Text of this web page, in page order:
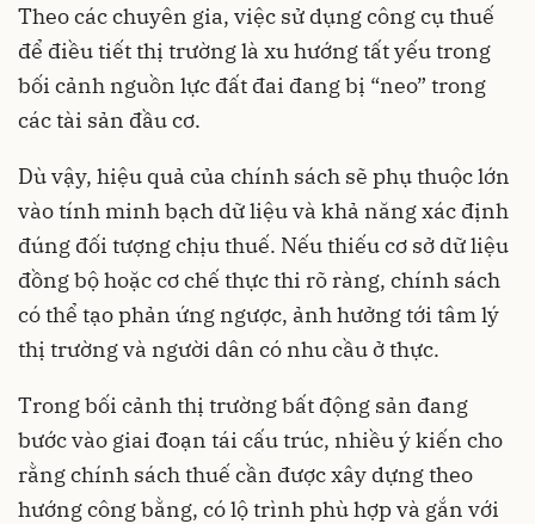
Theo các chuyên gia, việc sử dụng công cụ thuế
để điều tiết thị trường là xu hướng tất yếu trong
bối cảnh nguồn lực đất đai đang bị “neo” trong
các tài sản đầu cơ.
Dù vậy, hiệu quả của chính sách sẽ phụ thuộc lớn
vào tính minh bạch dữ liệu và khả năng xác định
đúng đối tượng chịu thuế. Nếu thiếu cơ sở dữ liệu
đồng bộ hoặc cơ chế thực thi rõ ràng, chính sách
có thể tạo phản ứng ngược, ảnh hưởng tới tâm lý
thị trường và người dân có nhu cầu ở thực.
Trong bối cảnh thị trường bất động sản đang
bước vào giai đoạn tái cấu trúc, nhiều ý kiến cho
rằng chính sách thuế cần được xây dựng theo
hướng công bằng, có lộ trình phù hợp và gắn với